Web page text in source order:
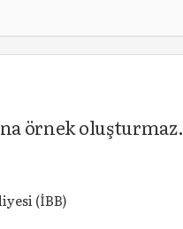
örnek oluşturmaz.
(İBB)